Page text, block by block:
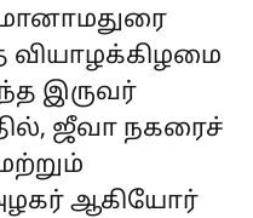
வியாழக்கிழமை
இருவர்
ஜீவா நகரைச்
ஆகியோர்